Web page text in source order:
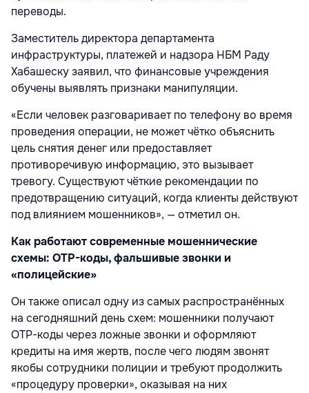
переводы.
Заместитель директора департамента
инфраструктуры, платежей и надзора НБМ Раду
Хабашеску заявил, что финансовые учреждения
обучены выявлять признаки манипуляции.
«Если человек разговаривает по телефону во время
проведения операции, не может чётко объяснить
цель снятия денег или предоставляет
противоречивую информацию, это вызывает
тревогу. Существуют чёткие рекомендации по
предотвращению ситуаций, когда клиенты действуют
под влиянием мошенников», — отметил он.
Как работают современные мошеннические
схемы: OTP-коды, фальшивые звонки и
«полицейские»
Он также описал одну из самых распространённых
на сегодняшний день схем: мошенники получают
OTP-коды через ложные звонки и оформляют
кредиты на имя жертв, после чего людям звонят
якобы сотрудники полиции и требуют продолжить
«процедуру проверки», оказывая на них